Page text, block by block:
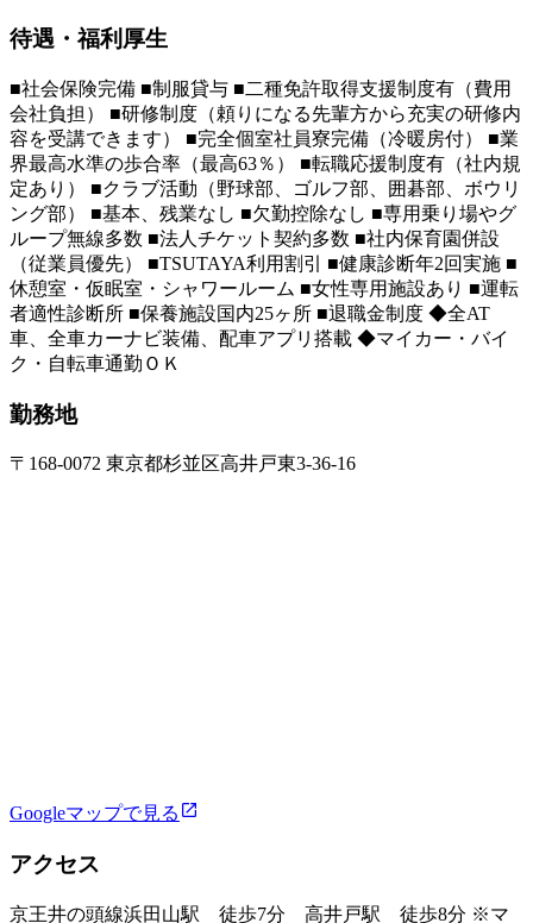
待遇・福利厚生
■社会保険完備 ■制服貸与 ■二種免許取得支援制度有（費用
会社負担） ■研修制度（頼りになる先輩方から充実の研修内
容を受講できます） ■完全個室社員寮完備（冷暖房付） ■業
界最高水準の歩合率（最高63％） ■転職応援制度有（社内規
定あり） ■クラブ活動（野球部、ゴルフ部、囲碁部、ボウリ
ング部） ■基本、残業なし ■欠勤控除なし ■専用乗り場やグ
ループ無線多数 ■法人チケット契約多数 ■社内保育園併設
（従業員優先） ■TSUTAYA利用割引 ■健康診断年2回実施 ■
休憩室・仮眠室・シャワールーム ■女性専用施設あり ■運転
者適性診断所 ■保養施設国内25ヶ所 ■退職金制度 ◆全AT
車、全車カーナビ装備、配車アプリ搭載 ◆マイカー・バイ
ク・自転車通勤ＯＫ
勤務地
〒168-0072 東京都杉並区高井戸東3‐36‐16
Googleマップで見る
アクセス
京王井の頭線浜田山駅 徒歩7分 高井戸駅 徒歩8分 ※マ